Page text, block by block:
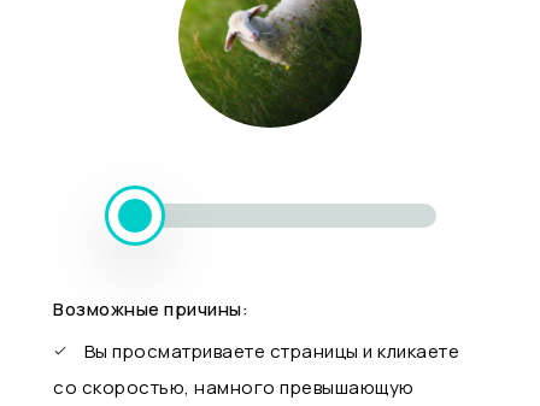
Возможные причины:
Вы просматриваете страницы и кликаете
со скоростью, намного превышающую